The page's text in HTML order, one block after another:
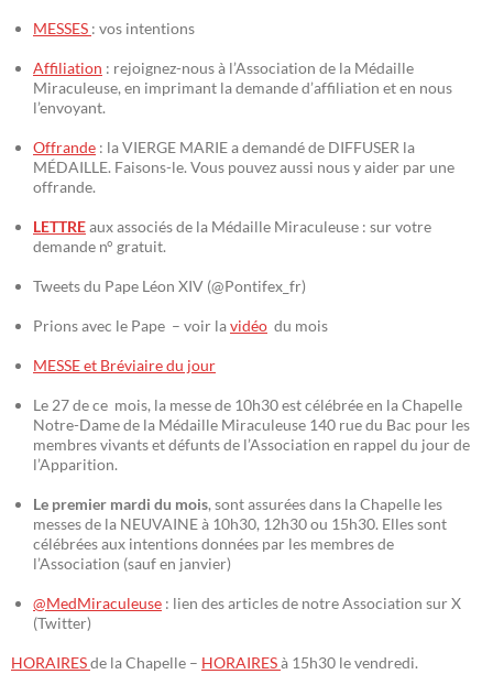
MESSES : vos intentions
Affiliation : rejoignez-nous à l’Association de la Médaille
Miraculeuse, en imprimant la demande d’affiliation et en nous
l’envoyant.
Offrande : la VIERGE MARIE a demandé de DIFFUSER la
MÉDAILLE. Faisons-le. Vous pouvez aussi nous y aider par une
offrande.
LETTREaux associés de la Médaille Miraculeuse : sur votre
demande n° gratuit.
Tweets du Pape Léon XIV (@Pontifex_fr)
Prions avec le Pape – voir lavidéo du mois
MESSE et Bréviaire du jour
Le 27 de ce mois, la messe de 10h30 est célébrée en la Chapelle
Notre-Dame de la Médaille Miraculeuse 140 rue du Bac pour les
membres vivants et défunts de l’Association en rappel du jour de
l’Apparition.
Le premier mardi du mois, sont assurées dans la Chapelle les
messes de la NEUVAINE à 10h30, 12h30 ou 15h30. Elles sont
célébrées aux intentions données par les membres de
l’Association (sauf en janvier)
@MedMiraculeuse : lien des articles de notre Association sur X
(Twitter)
HORAIRESde la Chapelle – HORAIRESà 15h30 le vendredi.